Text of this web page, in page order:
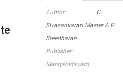
Author:
C
Sivasankaran Master A P
Sreedharan
Publisher:
Mangalodayam